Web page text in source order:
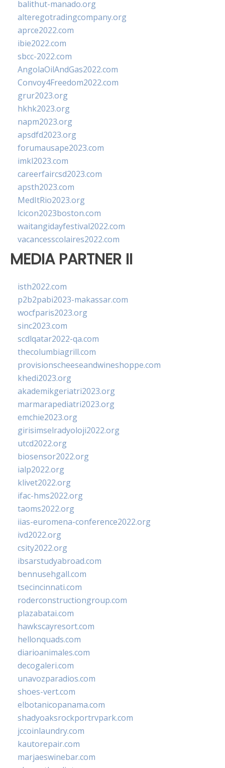
balithut-manado.org
alteregotradingcompany.org
aprce2022.com
ibie2022.com
sbcc-2022.com
AngolaOilAndGas2022.com
Convoy4Freedom2022.com
grur2023.org
hkhk2023.org
napm2023.org
apsdfd2023.org
forumausape2023.com
imkl2023.com
careerfaircsd2023.com
apsth2023.com
MedItRio2023.org
lcicon2023boston.com
waitangidayfestival2022.com
vacancesscolaires2022.com
MEDIA PARTNER II
isth2022.com
p2b2pabi2023-makassar.com
wocfparis2023.org
sinc2023.com
scdlqatar2022-qa.com
thecolumbiagrill.com
provisionscheeseandwineshoppe.com
khedi2023.org
akademikgeriatri2023.org
marmarapediatri2023.org
emchie2023.org
girisimselradyoloji2022.org
utcd2022.org
biosensor2022.org
ialp2022.org
klivet2022.org
ifac-hms2022.org
taoms2022.org
iias-euromena-conference2022.org
ivd2022.org
csity2022.org
ibsarstudyabroad.com
bennusehgall.com
tsecincinnati.com
roderconstructiongroup.com
plazabatai.com
hawkscayresort.com
hellonquads.com
diarioanimales.com
decogaleri.com
unavozparadios.com
shoes-vert.com
elbotanicopanama.com
shadyoaksrockportrvpark.com
jccoinlaundry.com
kautorepair.com
marjaeswinebar.com